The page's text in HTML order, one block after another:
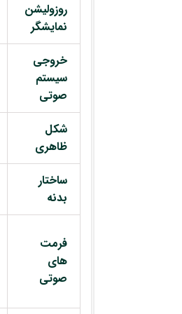
روزولیشن
نمایشگر
خروجی
سیستم
صوتی
شکل
ظاهری
ساختار
بدنه
فرمت
های
صوتی